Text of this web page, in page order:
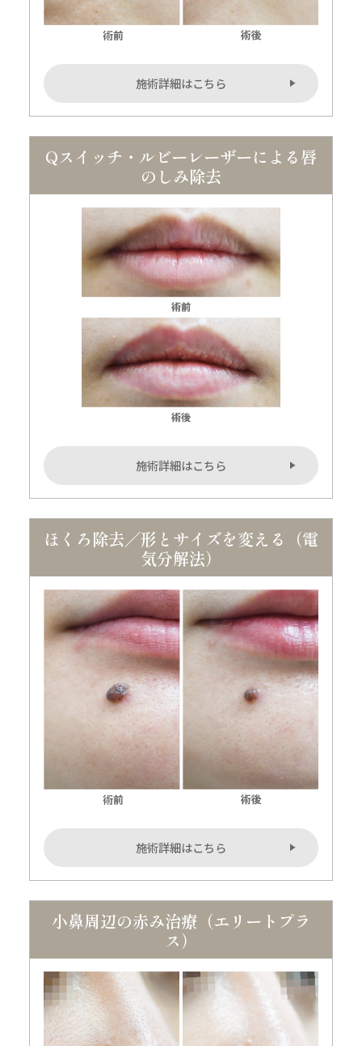
施術詳細はこちら
Qスイッチ・ルビーレーザーによる唇
のしみ除去
施術詳細はこちら
ほくろ除去／形とサイズを変える（電
気分解法）
施術詳細はこちら
小鼻周辺の赤み治療（エリートプラ
ス）